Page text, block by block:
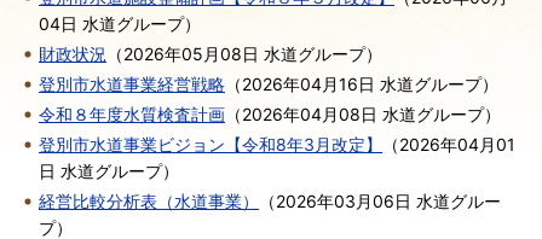
04日 水道グループ）
財政状況
（2026年05月08日 水道グループ）
登別市水道事業経営戦略 （2026年04月16日 水道グループ）
令和８年度水質検査計画 （2026年04月08日 水道グループ）
登別市水道事業ビジョン【令和8年3月改定】
（2026年04月01
日 水道グループ）
経営比較分析表（水道事業）
（2026年03月06日 水道グルー
プ）